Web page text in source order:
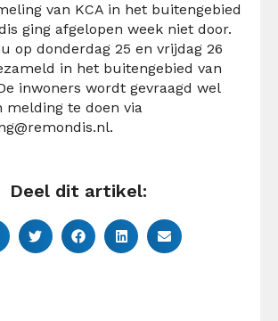
van KCA in het buitengebied
ging afgelopen week niet door.
op donderdag 25 en vrijdag 26
in het buitengebied van
inwoners wordt gevraagd wel
melding te doen via
.
Deel dit artikel: